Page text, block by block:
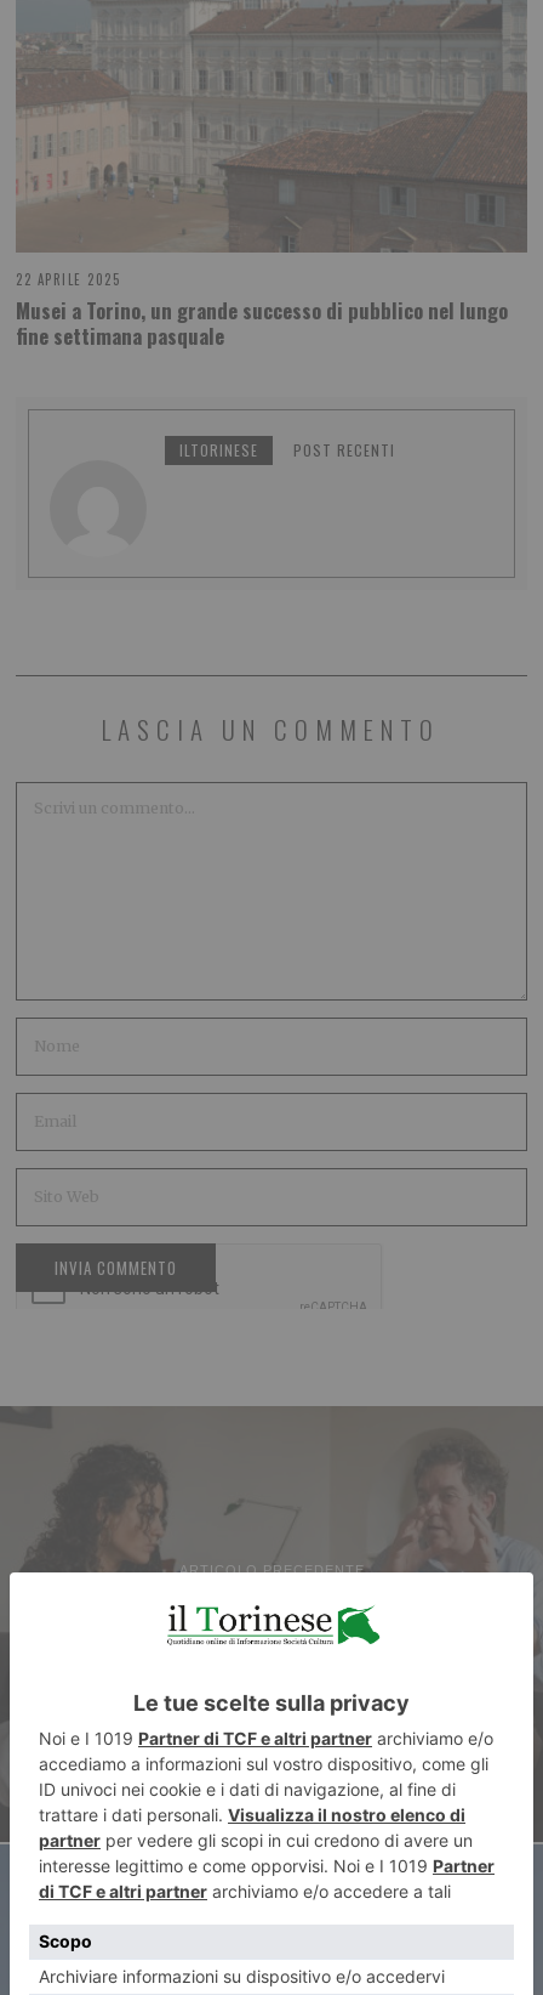
22 APRILE 2025
Musei a Torino, un grande successo di pubblico nel lungo
fine settimana pasquale
ILTORINESE POST RECENTI
LASCIA UN COMMENTO
ARTICOLO PRECEDENTE
Dentro lo sguardo di Mauro
ARTICOLO SUCCESSIVO